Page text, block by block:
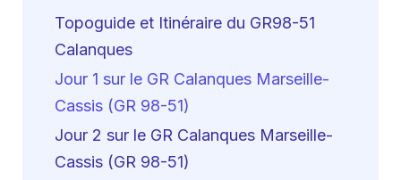
Topoguide et Itinéraire du GR98-51
Calanques
Jour 1 sur le GR Calanques Marseille-
Cassis (GR 98-51)
Jour 2 sur le GR Calanques Marseille-
Cassis (GR 98-51)